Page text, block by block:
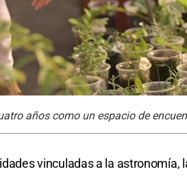
años como un espacio de
vinculadas a la astronomía,